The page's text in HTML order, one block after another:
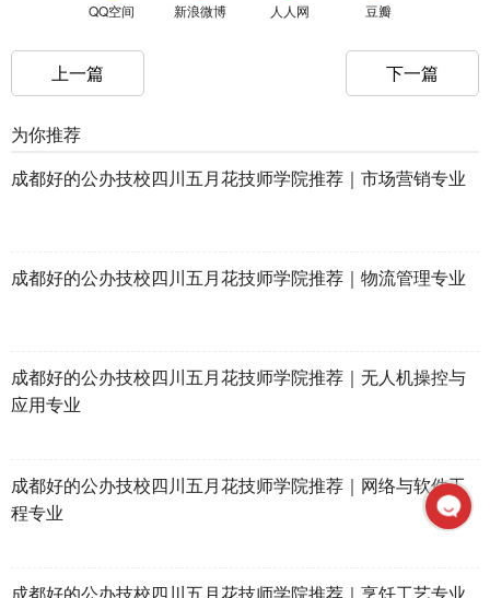
QQ空间 新浪微博 人人网 豆瓣
上一篇 下一篇
为你推荐
成都好的公办技校四川五月花技师学院推荐｜市场营销专业
成都好的公办技校四川五月花技师学院推荐｜物流管理专业
成都好的公办技校四川五月花技师学院推荐｜无人机操控与
应用专业
成都好的公办技校四川五月花技师学院推荐｜网络与软件工
程专业